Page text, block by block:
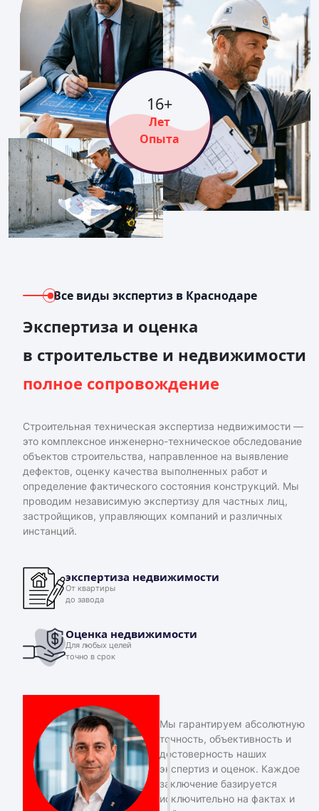
16+
Лет
Опыта
Все виды экспертиз в Краснодаре
Экспертиза и оценка
в строительстве и недвижимости
полное сопровождение
Строительная техническая экспертиза недвижимости —
это комплексное инженерно-техническое обследование
объектов строительства, направленное на выявление
дефектов, оценку качества выполненных работ и
определение фактического состояния конструкций. Мы
проводим независимую экспертизу для частных лиц,
застройщиков, управляющих компаний и различных
инстанций.
экспертиза недвижимости
От квартиры
до завода
Оценка недвижимости
Для любых целей
точно в срок
Мы гарантируем абсолютную
точность, объективность и
достоверность наших
экспертиз и оценок. Каждое
заключение базируется
исключительно на фактах и